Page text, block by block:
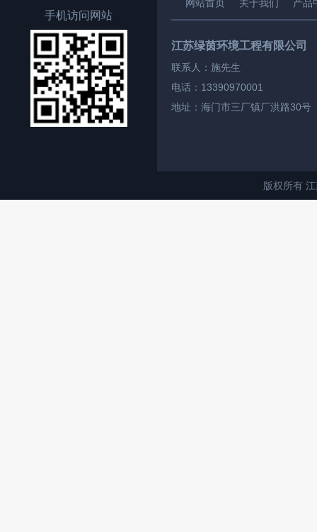
手机访问网站
网站首页 关于我们 产品
江苏绿茵环境工程有限公司
联系人：施先生
电话：13390970001
地址：海门市三厂镇厂洪路30号
版权所有